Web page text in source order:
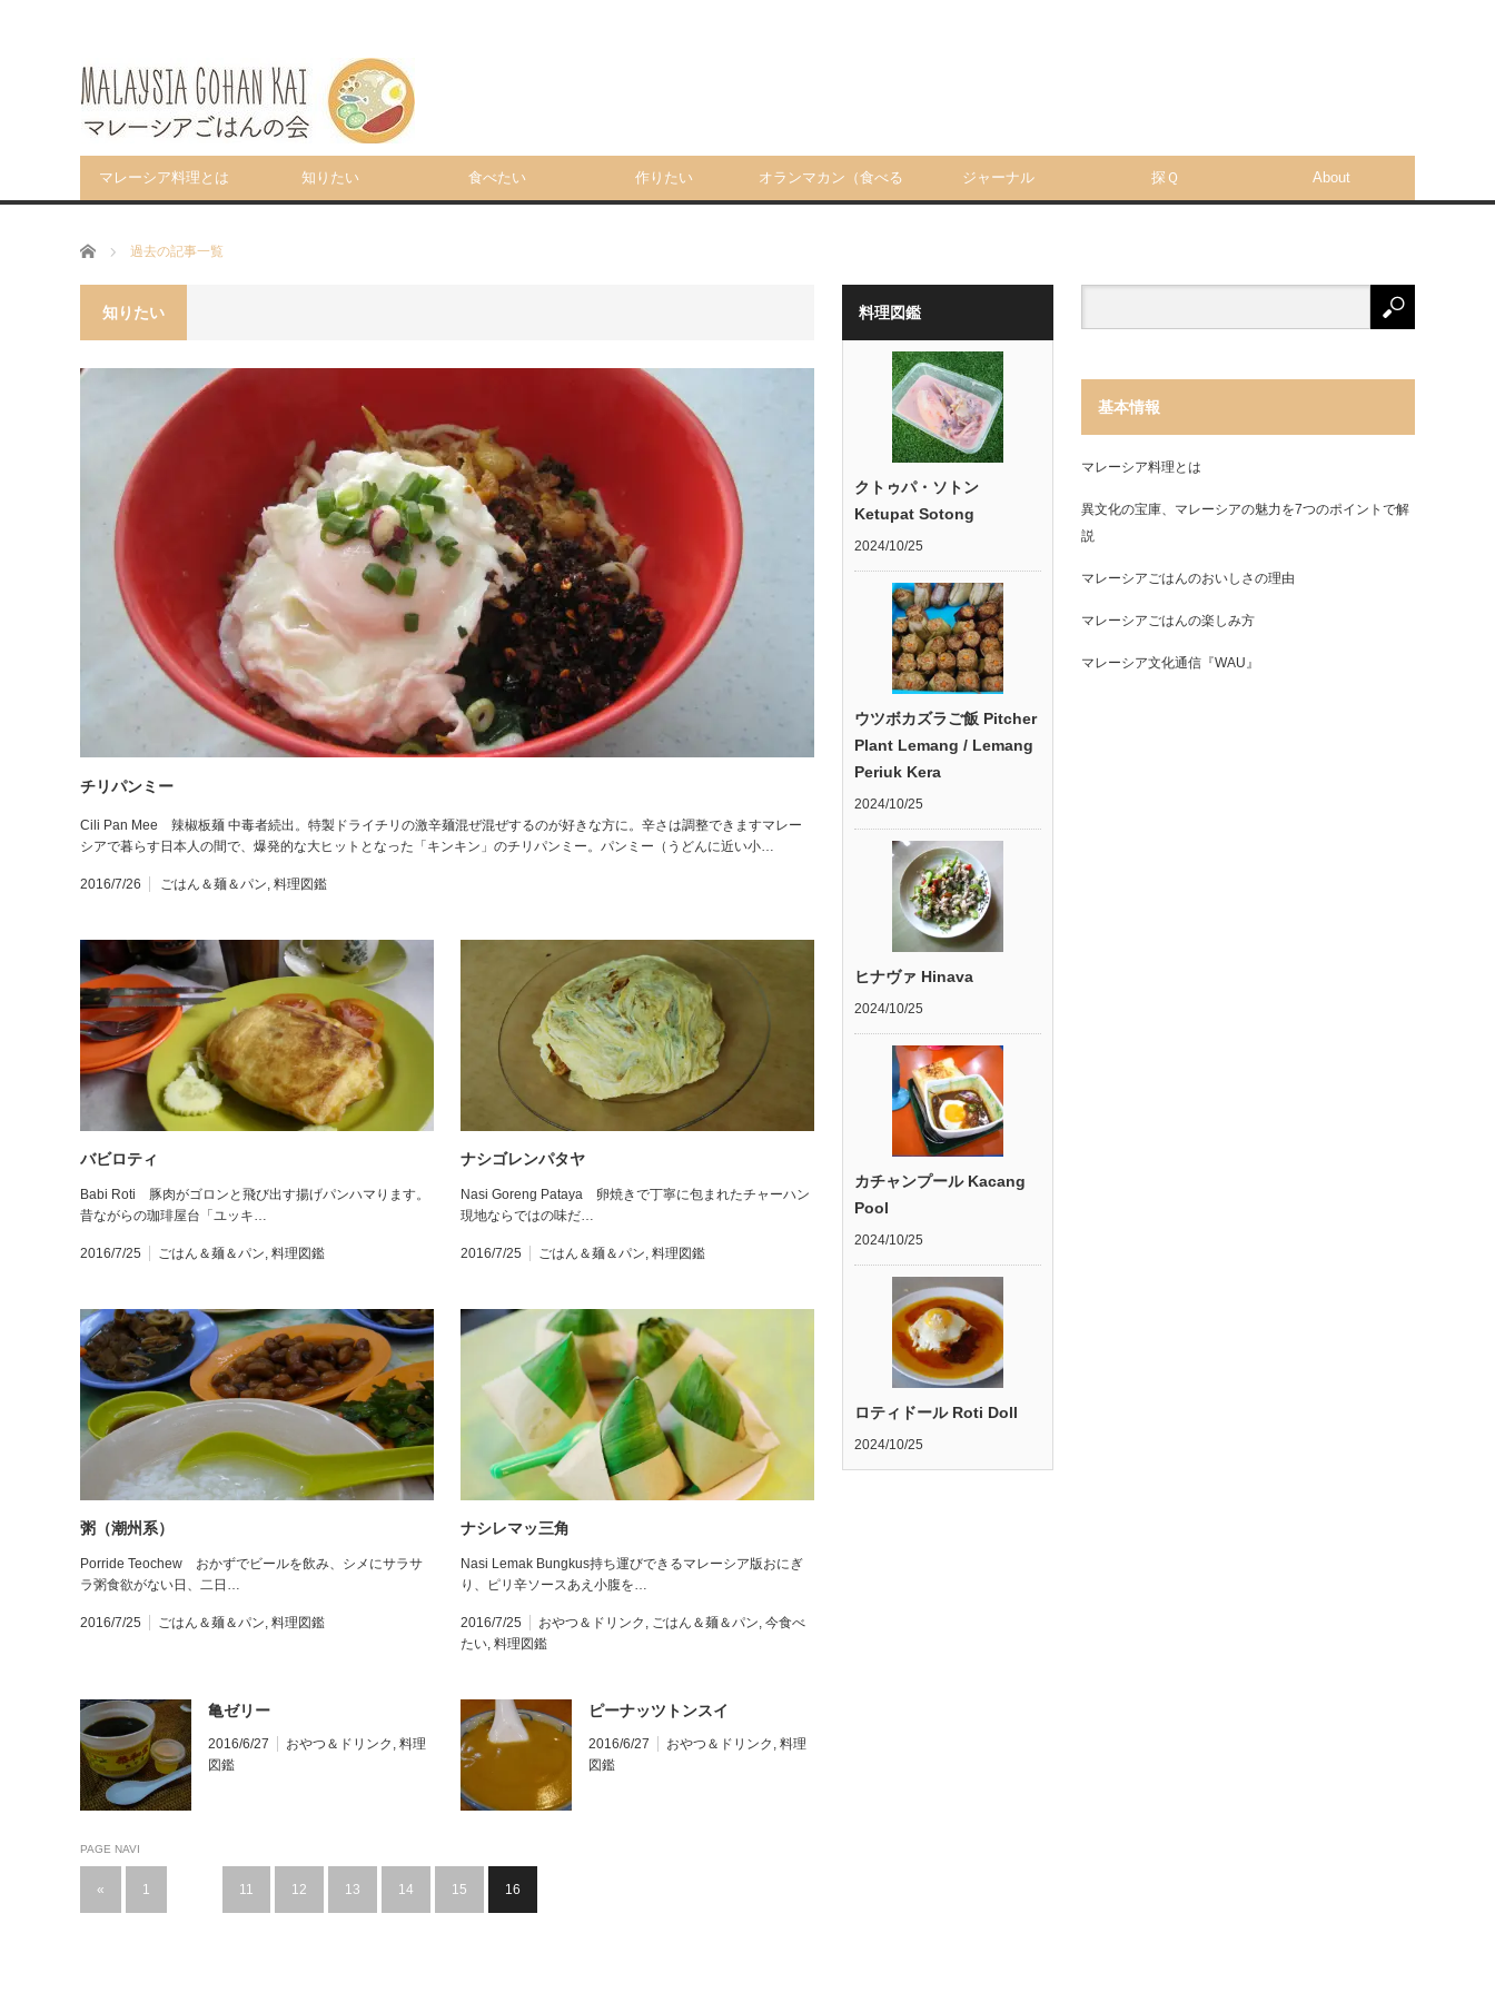
マレーシア料理とは 知りたい 食べたい 作りたい オランマカン（食べる ジャーナル 探Ｑ About
ホーム 過去の記事一覧
知りたい
チリパンミー
Cili Pan Mee 辣椒板麺 中毒者続出。特製ドライチリの激辛麺混ぜ混ぜするのが好きな方に。辛さは調整できますマレー
シアで暮らす日本人の間で、爆発的な大ヒットとなった「キンキン」のチリパンミー。パンミー（うどんに近い小…
2016/7/26 ごはん＆麺＆パン, 料理図鑑
バビロティ
Babi Roti 豚肉がゴロンと飛び出す揚げパンハマります。
昔ながらの珈琲屋台「ユッキ…
2016/7/25 ごはん＆麺＆パン, 料理図鑑
ナシゴレンパタヤ
Nasi Goreng Pataya 卵焼きで丁寧に包まれたチャーハン
現地ならではの味だ…
2016/7/25 ごはん＆麺＆パン, 料理図鑑
粥（潮州系）
Porride Teochew おかずでビールを飲み、シメにサラサ
ラ粥食欲がない日、二日…
2016/7/25 ごはん＆麺＆パン, 料理図鑑
ナシレマッ三角
Nasi Lemak Bungkus持ち運びできるマレーシア版おにぎ
り、ピリ辛ソースあえ小腹を…
2016/7/25 おやつ＆ドリンク , ごはん＆麺＆パン, 今食べ
たい, 料理図鑑
亀ゼリー
2016/6/27 おやつ＆ドリンク , 料理
図鑑
ピーナッツトンスイ
2016/6/27 おやつ＆ドリンク , 料理
図鑑
PAGE NAVI
« 1 11 12 13 14 15 16
料理図鑑
クトゥパ・ソトン
Ketupat Sotong
2024/10/25
ウツボカズラご飯 Pitcher
Plant Lemang / Lemang
Periuk Kera
2024/10/25
ヒナヴァ Hinava
2024/10/25
カチャンプール Kacang
Pool
2024/10/25
ロティドール Roti Doll
2024/10/25
基本情報
マレーシア料理とは
異文化の宝庫、マレーシアの魅力を7つのポイントで解
説
マレーシアごはんのおいしさの理由
マレーシアごはんの楽しみ方
マレーシア文化通信『WAU』